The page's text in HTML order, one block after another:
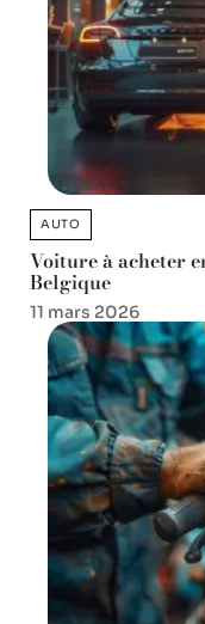
AUTO
Voiture à acheter
Belgique
11 mars 2026